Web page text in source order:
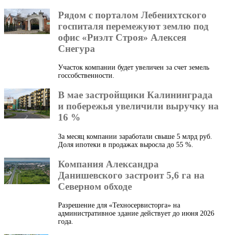
Рядом с порталом Лебенихтского
госпиталя перемежуют землю под
офис «Риэлт Строя» Алексея
Снегура
Участок компании будет увеличен за счет земель
госсобственности.
В мае застройщики Калининграда
и побережья увеличили выручку на
16 %
За месяц компании заработали свыше 5 млрд руб.
Доля ипотеки в продажах выросла до 55 %.
Компания Александра
Данишевского застроит 5,6 га на
Северном обходе
Разрешение для «Техносервисторга» на
административное здание действует до июня 2026
года.